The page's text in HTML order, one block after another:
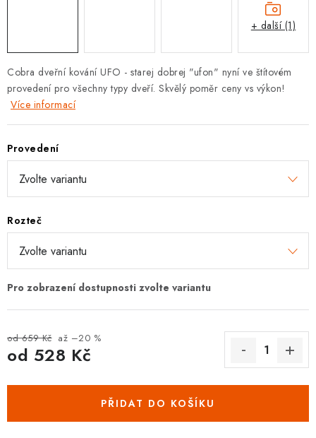
CYLINDRICKÉ VLOŽKY
VISACÍ ZÁMKY
ZÁMKY, PETLICE A ZÁVORY
SPECIÁLNÍ KOVÁNÍ
DOPLŇKY KE DVEŘÍM
PRO POSUVNÉ DVEŘE
STAVEBNÍ POUZDRA
SCHRÁNKY NA KLÍČE
Cobra dveřní kování UFO - starej dobrej "ufon" nyní ve štítovém
provedení pro všechny typy dveří. Skvělý poměr ceny vs výkon!
Více informací
Provedení
Rozteč
od 659 Kč až –20 %
od 528 Kč
PŘIDAT DO KOŠÍKU
+ další (1)